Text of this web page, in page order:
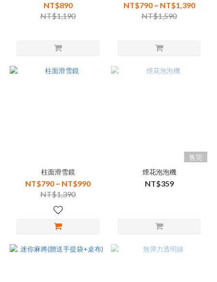
NT$890
NT$1,190
NT$790 ~ NT$1,390
NT$1,590
柱面滑雪鏡
NT$790 ~ NT$990
NT$1,390
售完
煙花泡泡機
NT$359